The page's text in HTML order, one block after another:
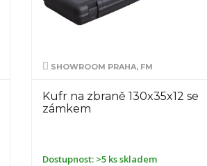
SHOWROOM PRAHA, FM
Kufr na zbraně 130x35x12 se
zámkem
Dostupnost: >5 ks skladem